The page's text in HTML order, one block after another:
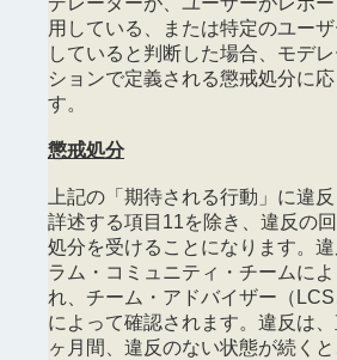
用している、または特定のユー
していると判断した場合、モデ
ションで定義される懲戒処分に
す。
懲戒処分
上記の「期待される行動」に違
詳述する項目11を除き、違反の
処分を受けることになります。
ラム・コミュニティ・チームに
れ、チーム・アドバイザー（LCS
によって確認されます。違反は
ヶ月間、違反のない状態が続く